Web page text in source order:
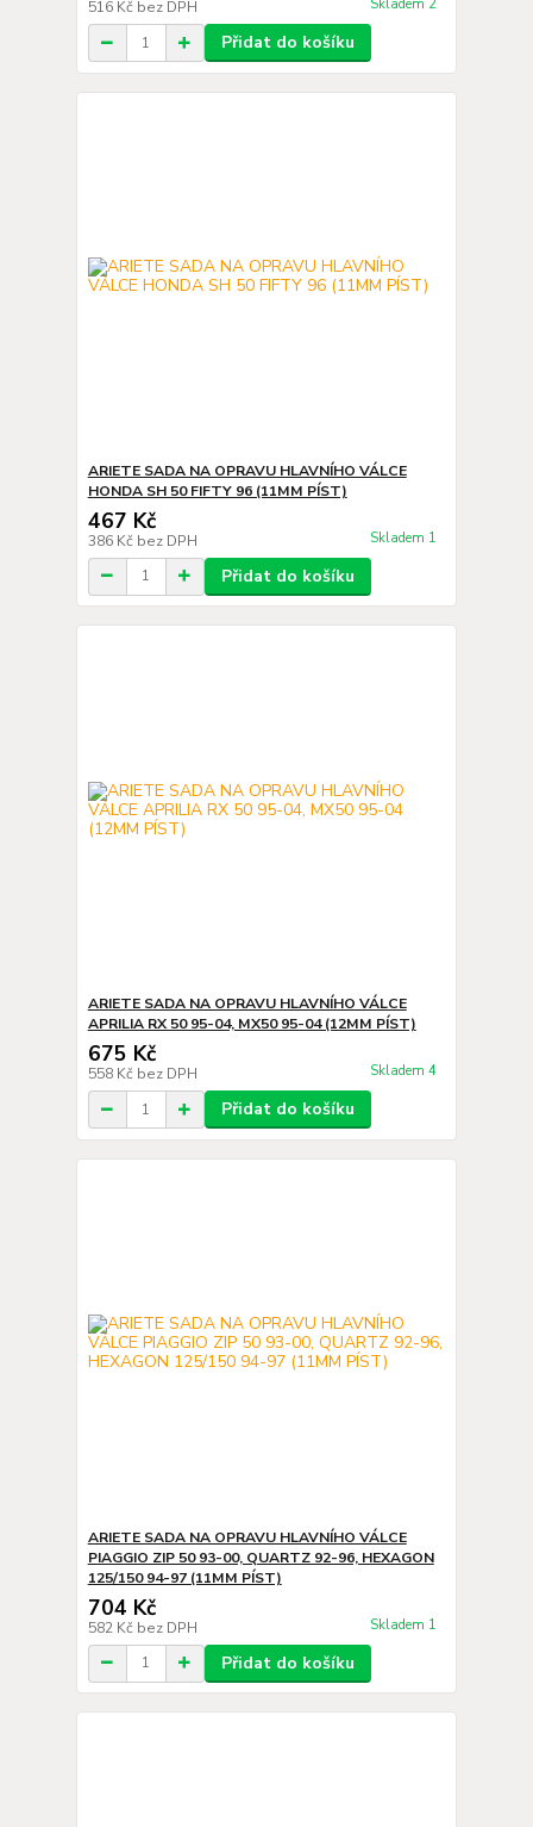
516 Kč bez DPH Skladem 2
Přidat do košíku
ARIETE SADA NA OPRAVU HLAVNÍHO VÁLCE
HONDA SH 50 FIFTY 96 (11MM PÍST)
467 Kč
386 Kč bez DPH Skladem 1
Přidat do košíku
ARIETE SADA NA OPRAVU HLAVNÍHO VÁLCE
APRILIA RX 50 95-04, MX50 95-04 (12MM PÍST)
675 Kč
558 Kč bez DPH Skladem 4
Přidat do košíku
ARIETE SADA NA OPRAVU HLAVNÍHO VÁLCE
PIAGGIO ZIP 50 93-00, QUARTZ 92-96, HEXAGON
125/150 94-97 (11MM PÍST)
704 Kč
582 Kč bez DPH Skladem 1
Přidat do košíku